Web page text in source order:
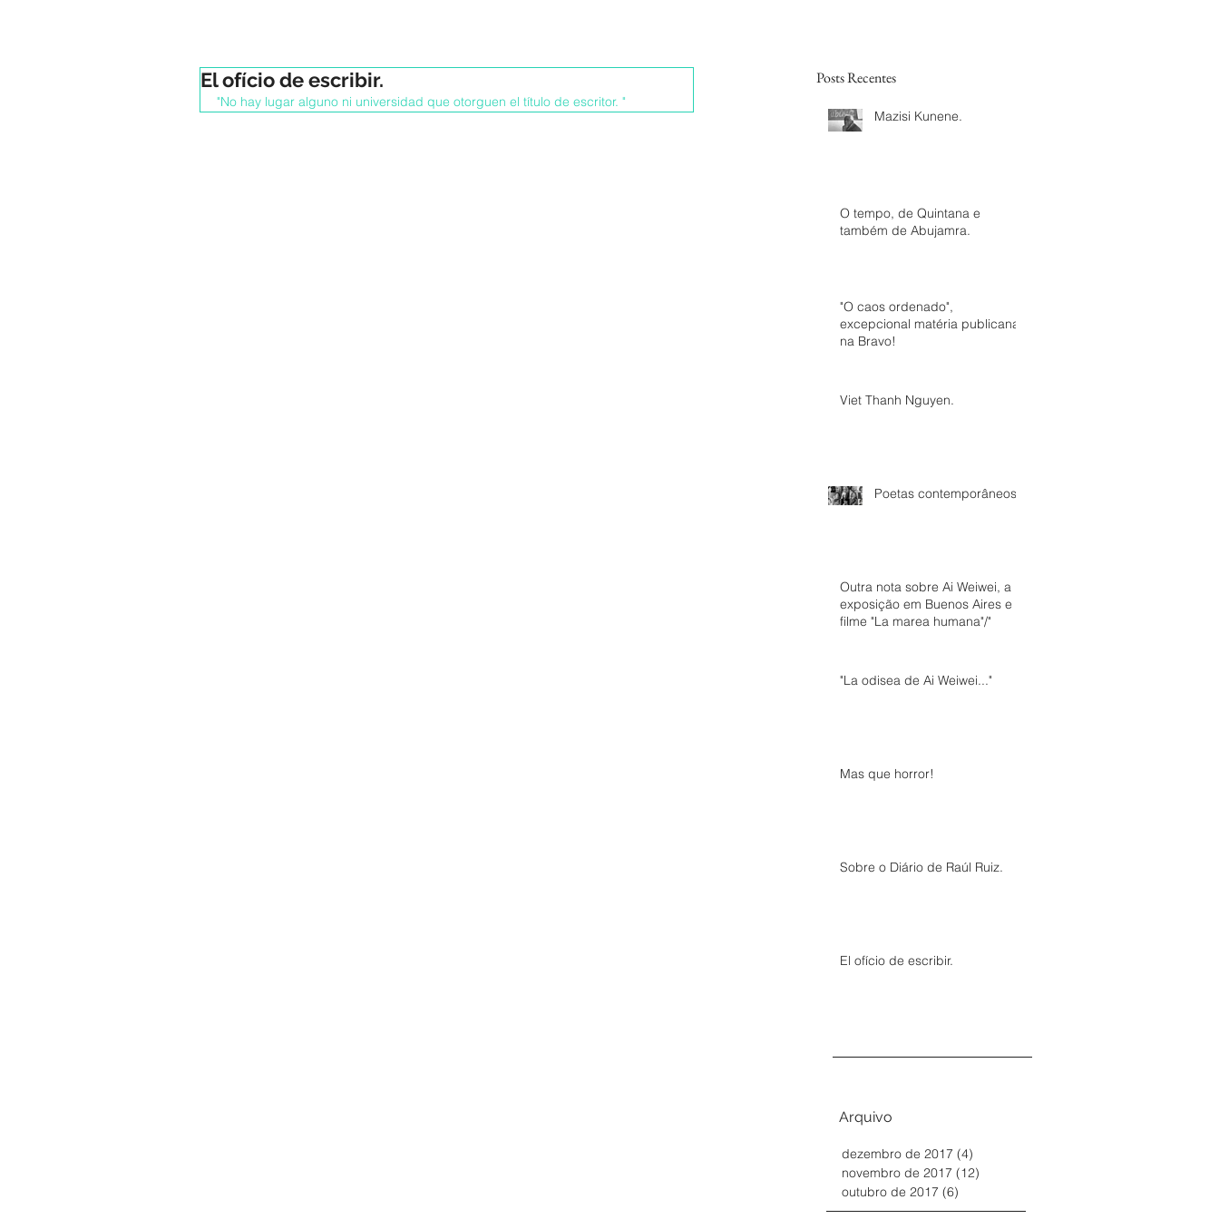
El ofício de escribir.
"No hay lugar alguno ni universidad que otorguen el título de escritor. "
Posts Recentes
Mazisi Kunene.
O tempo, de Quintana e
também de Abujamra.
"O caos ordenado",
excepcional matéria publicana
na Bravo!
Viet Thanh Nguyen.
Poetas contemporâneos
Outra nota sobre Ai Weiwei, a
exposição em Buenos Aires e o
filme "La marea humana"/"
"La odisea de Ai Weiwei..."
Mas que horror!
Sobre o Diário de Raúl Ruiz.
El ofício de escribir.
Arquivo
dezembro de 2017 (4)
novembro de 2017 (12)
outubro de 2017 (6)